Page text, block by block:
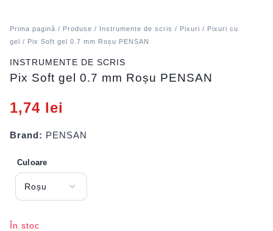
Prima pagină / Produse / Instrumente de scris / Pixuri / Pixuri cu
gel / Pix Soft gel 0.7 mm Roșu PENSAN
INSTRUMENTE DE SCRIS
Pix Soft gel 0.7 mm Roșu PENSAN
1,74 lei
Brand: PENSAN
Culoare
În stoc